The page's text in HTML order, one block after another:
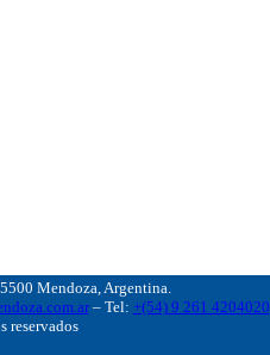
Mendoza, Argentina.
– Tel: +(54) 9 261 4204020
reservados